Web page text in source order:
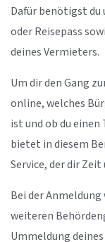
Dafür benötigst du
oder Reisepass
deines Vermieters.
Um dir den Gang
online, welches
ist und ob du
bietet in diesem
Service, der dir
Bei der
weiteren
Ummeldung